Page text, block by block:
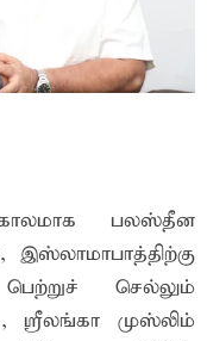
பலஸ்தீன
இஸ்லாமாபாத்திற்கு
செல்லும்
ஸ்ரீலங்கா முஸ்லிம்